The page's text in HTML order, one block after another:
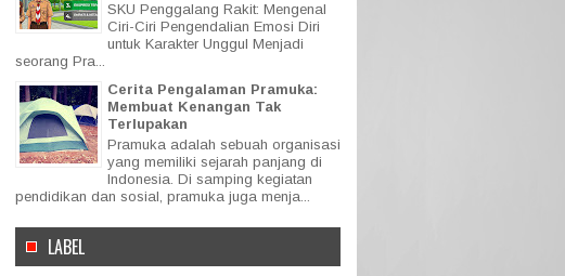
SKU Penggalang Rakit: Mengenal
Ciri-Ciri Pengendalian Emosi Diri
untuk Karakter Unggul Menjadi
seorang Pra...
Cerita Pengalaman Pramuka:
Membuat Kenangan Tak
Terlupakan
Pramuka adalah sebuah organisasi
yang memiliki sejarah panjang di
Indonesia. Di samping kegiatan
pendidikan dan sosial, pramuka juga menja...
LABEL